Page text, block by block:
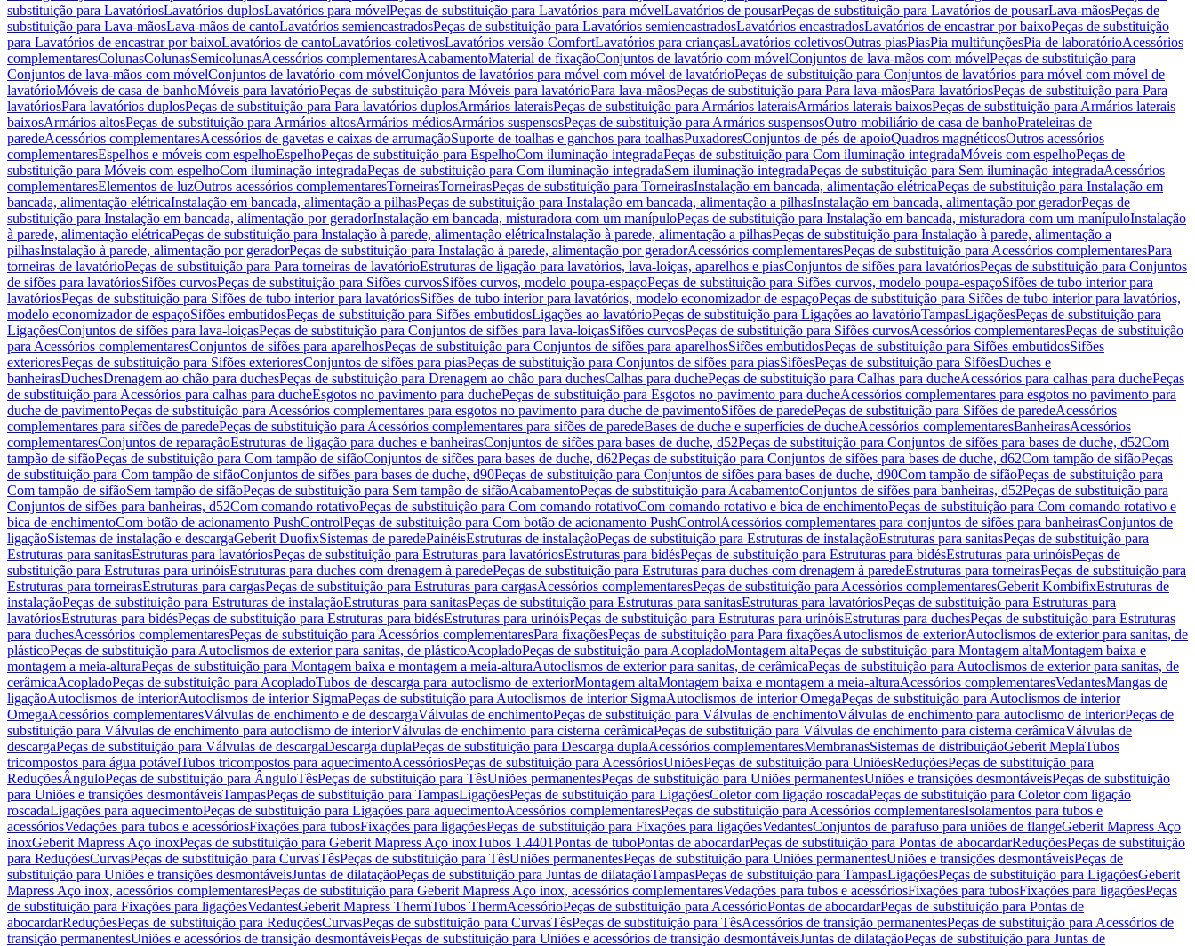
substituição para LavatóriosLavatórios duplosLavatórios para móvelPeças de substituição para Lavatórios para móvelLavatórios de pousarPeças de substituição para Lavatórios de pousarLava-mãosPeças de
substituição para Lava-mãosLava-mãos de cantoLavatórios semiencastradosPeças de substituição para Lavatórios semiencastradosLavatórios encastradosLavatórios de encastrar por baixoPeças de substituição
para Lavatórios de encastrar por baixoLavatórios de cantoLavatórios coletivosLavatórios versão ComfortLavatórios para criançasLavatórios coletivosOutras piasPiasPia multifunçõesPia de laboratórioAcessórios
complementaresColunasColunasSemicolunasAcessórios complementaresAcabamentoMaterial de fixaçãoConjuntos de lavatório com móvelConjuntos de lava-mãos com móvelPeças de substituição para
Conjuntos de lava-mãos com móvelConjuntos de lavatório com móvelConjuntos de lavatórios para móvel com móvel de lavatórioPeças de substituição para Conjuntos de lavatórios para móvel com móvel de
lavatórioMóveis de casa de banhoMóveis para lavatórioPeças de substituição para Móveis para lavatórioPara lava-mãosPeças de substituição para Para lava-mãosPara lavatóriosPeças de substituição para Para
lavatóriosPara lavatórios duplosPeças de substituição para Para lavatórios duplosArmários lateraisPeças de substituição para Armários lateraisArmários laterais baixosPeças de substituição para Armários laterais
baixosArmários altosPeças de substituição para Armários altosArmários médiosArmários suspensosPeças de substituição para Armários suspensosOutro mobiliário de casa de banhoPrateleiras de
paredeAcessórios complementaresAcessórios de gavetas e caixas de arrumaçãoSuporte de toalhas e ganchos para toalhasPuxadoresConjuntos de pés de apoioQuadros magnéticosOutros acessórios
complementaresEspelhos e móveis com espelhoEspelhoPeças de substituição para EspelhoCom iluminação integradaPeças de substituição para Com iluminação integradaMóveis com espelhoPeças de
substituição para Móveis com espelhoCom iluminação integradaPeças de substituição para Com iluminação integradaSem iluminação integradaPeças de substituição para Sem iluminação integradaAcessórios
complementaresElementos de luzOutros acessórios complementaresTorneirasTorneirasPeças de substituição para TorneirasInstalação em bancada, alimentação elétricaPeças de substituição para Instalação em
bancada, alimentação elétricaInstalação em bancada, alimentação a pilhasPeças de substituição para Instalação em bancada, alimentação a pilhasInstalação em bancada, alimentação por geradorPeças de
substituição para Instalação em bancada, alimentação por geradorInstalação em bancada, misturadora com um manípuloPeças de substituição para Instalação em bancada, misturadora com um manípuloInstalação
à parede, alimentação elétricaPeças de substituição para Instalação à parede, alimentação elétricaInstalação à parede, alimentação a pilhasPeças de substituição para Instalação à parede, alimentação a
pilhasInstalação à parede, alimentação por geradorPeças de substituição para Instalação à parede, alimentação por geradorAcessórios complementaresPeças de substituição para Acessórios complementaresPara
torneiras de lavatórioPeças de substituição para Para torneiras de lavatórioEstruturas de ligação para lavatórios, lava-loiças, aparelhos e piasConjuntos de sifões para lavatóriosPeças de substituição para Conjuntos
de sifões para lavatóriosSifões curvosPeças de substituição para Sifões curvosSifões curvos, modelo poupa-espaçoPeças de substituição para Sifões curvos, modelo poupa-espaçoSifões de tubo interior para
lavatóriosPeças de substituição para Sifões de tubo interior para lavatóriosSifões de tubo interior para lavatórios, modelo economizador de espaçoPeças de substituição para Sifões de tubo interior para lavatórios,
modelo economizador de espaçoSifões embutidosPeças de substituição para Sifões embutidosLigações ao lavatórioPeças de substituição para Ligações ao lavatórioTampasLigaçõesPeças de substituição para
LigaçõesConjuntos de sifões para lava-loiçasPeças de substituição para Conjuntos de sifões para lava-loiçasSifões curvosPeças de substituição para Sifões curvosAcessórios complementaresPeças de substituição
para Acessórios complementaresConjuntos de sifões para aparelhosPeças de substituição para Conjuntos de sifões para aparelhosSifões embutidosPeças de substituição para Sifões embutidosSifões
exterioresPeças de substituição para Sifões exterioresConjuntos de sifões para piasPeças de substituição para Conjuntos de sifões para piasSifõesPeças de substituição para SifõesDuches e
banheirasDuchesDrenagem ao chão para duchesPeças de substituição para Drenagem ao chão para duchesCalhas para duchePeças de substituição para Calhas para ducheAcessórios para calhas para duchePeças
de substituição para Acessórios para calhas para ducheEsgotos no pavimento para duchePeças de substituição para Esgotos no pavimento para ducheAcessórios complementares para esgotos no pavimento para
duche de pavimentoPeças de substituição para Acessórios complementares para esgotos no pavimento para duche de pavimentoSifões de paredePeças de substituição para Sifões de paredeAcessórios
complementares para sifões de paredePeças de substituição para Acessórios complementares para sifões de paredeBases de duche e superfícies de ducheAcessórios complementaresBanheirasAcessórios
complementaresConjuntos de reparaçãoEstruturas de ligação para duches e banheirasConjuntos de sifões para bases de duche, d52Peças de substituição para Conjuntos de sifões para bases de duche, d52Com
tampão de sifãoPeças de substituição para Com tampão de sifãoConjuntos de sifões para bases de duche, d62Peças de substituição para Conjuntos de sifões para bases de duche, d62Com tampão de sifãoPeças
de substituição para Com tampão de sifãoConjuntos de sifões para bases de duche, d90Peças de substituição para Conjuntos de sifões para bases de duche, d90Com tampão de sifãoPeças de substituição para
Com tampão de sifãoSem tampão de sifãoPeças de substituição para Sem tampão de sifãoAcabamentoPeças de substituição para AcabamentoConjuntos de sifões para banheiras, d52Peças de substituição para
Conjuntos de sifões para banheiras, d52Com comando rotativoPeças de substituição para Com comando rotativoCom comando rotativo e bica de enchimentoPeças de substituição para Com comando rotativo e
bica de enchimentoCom botão de acionamento PushControlPeças de substituição para Com botão de acionamento PushControlAcessórios complementares para conjuntos de sifões para banheirasConjuntos de
ligaçãoSistemas de instalação e descargaGeberit DuofixSistemas de paredePainéisEstruturas de instalaçãoPeças de substituição para Estruturas de instalaçãoEstruturas para sanitasPeças de substituição para
Estruturas para sanitasEstruturas para lavatóriosPeças de substituição para Estruturas para lavatóriosEstruturas para bidésPeças de substituição para Estruturas para bidésEstruturas para urinóisPeças de
substituição para Estruturas para urinóisEstruturas para duches com drenagem à paredePeças de substituição para Estruturas para duches com drenagem à paredeEstruturas para torneirasPeças de substituição para
Estruturas para torneirasEstruturas para cargasPeças de substituição para Estruturas para cargasAcessórios complementaresPeças de substituição para Acessórios complementaresGeberit KombifixEstruturas de
instalaçãoPeças de substituição para Estruturas de instalaçãoEstruturas para sanitasPeças de substituição para Estruturas para sanitasEstruturas para lavatóriosPeças de substituição para Estruturas para
lavatóriosEstruturas para bidésPeças de substituição para Estruturas para bidésEstruturas para urinóisPeças de substituição para Estruturas para urinóisEstruturas para duchesPeças de substituição para Estruturas
para duchesAcessórios complementaresPeças de substituição para Acessórios complementaresPara fixaçõesPeças de substituição para Para fixaçõesAutoclismos de exteriorAutoclismos de exterior para sanitas, de
plásticoPeças de substituição para Autoclismos de exterior para sanitas, de plásticoAcopladoPeças de substituição para AcopladoMontagem altaPeças de substituição para Montagem altaMontagem baixa e
montagem a meia-alturaPeças de substituição para Montagem baixa e montagem a meia-alturaAutoclismos de exterior para sanitas, de cerâmicaPeças de substituição para Autoclismos de exterior para sanitas, de
cerâmicaAcopladoPeças de substituição para AcopladoTubos de descarga para autoclismo de exteriorMontagem altaMontagem baixa e montagem a meia-alturaAcessórios complementaresVedantesMangas de
ligaçãoAutoclismos de interiorAutoclismos de interior SigmaPeças de substituição para Autoclismos de interior SigmaAutoclismos de interior OmegaPeças de substituição para Autoclismos de interior
OmegaAcessórios complementaresVálvulas de enchimento e de descargaVálvulas de enchimentoPeças de substituição para Válvulas de enchimentoVálvulas de enchimento para autoclismo de interiorPeças de
substituição para Válvulas de enchimento para autoclismo de interiorVálvulas de enchimento para cisterna cerâmicaPeças de substituição para Válvulas de enchimento para cisterna cerâmicaVálvulas de
descargaPeças de substituição para Válvulas de descargaDescarga duplaPeças de substituição para Descarga duplaAcessórios complementaresMembranasSistemas de distribuiçãoGeberit MeplaTubos
tricompostos para água potávelTubos tricompostos para aquecimentoAcessóriosPeças de substituição para AcessóriosUniõesPeças de substituição para UniõesReduçõesPeças de substituição para
ReduçõesÂnguloPeças de substituição para ÂnguloTêsPeças de substituição para TêsUniões permanentesPeças de substituição para Uniões permanentesUniões e transições desmontáveisPeças de substituição
para Uniões e transições desmontáveisTampasPeças de substituição para TampasLigaçõesPeças de substituição para LigaçõesColetor com ligação roscadaPeças de substituição para Coletor com ligação
roscadaLigações para aquecimentoPeças de substituição para Ligações para aquecimentoAcessórios complementaresPeças de substituição para Acessórios complementaresIsolamentos para tubos e
acessóriosVedações para tubos e acessóriosFixações para tubosFixações para ligaçõesPeças de substituição para Fixações para ligaçõesVedantesConjuntos de parafuso para uniões de flangeGeberit Mapress Aço
inoxGeberit Mapress Aço inoxPeças de substituição para Geberit Mapress Aço inoxTubos 1.4401Pontas de tuboPontas de abocardarPeças de substituição para Pontas de abocardarReduçõesPeças de substituição
para ReduçõesCurvasPeças de substituição para CurvasTêsPeças de substituição para TêsUniões permanentesPeças de substituição para Uniões permanentesUniões e transições desmontáveisPeças de
substituição para Uniões e transições desmontáveisJuntas de dilataçãoPeças de substituição para Juntas de dilataçãoTampasPeças de substituição para TampasLigaçõesPeças de substituição para LigaçõesGeberit
Mapress Aço inox, acessórios complementaresPeças de substituição para Geberit Mapress Aço inox, acessórios complementaresVedações para tubos e acessóriosFixações para tubosFixações para ligaçõesPeças
de substituição para Fixações para ligaçõesVedantesGeberit Mapress ThermTubos ThermAcessórioPeças de substituição para AcessórioPontas de abocardarPeças de substituição para Pontas de
abocardarReduçõesPeças de substituição para ReduçõesCurvasPeças de substituição para CurvasTêsPeças de substituição para TêsAcessórios de transição permanentesPeças de substituição para Acessórios de
transição permanentesUniões e acessórios de transição desmontáveisPeças de substituição para Uniões e acessórios de transição desmontáveisJuntas de dilataçãoPeças de substituição para Juntas de